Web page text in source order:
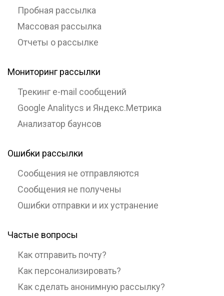
Пробная рассылка
Массовая рассылка
Отчеты о рассылке
Мониторинг рассылки
Трекинг e-mail сообщений
Google Analitycs и Яндекс.Метрика
Анализатор баунсов
Ошибки рассылки
Сообщения не отправляются
Сообщения не получены
Ошибки отправки и их устранение
Частые вопросы
Как отправить почту?
Как персонализировать?
Как сделать анонимную рассылку?